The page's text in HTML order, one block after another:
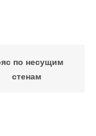
по несущим
стенам